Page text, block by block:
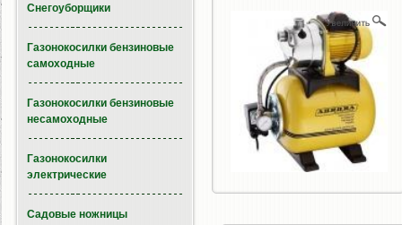
Снегоуборщики
Газонокосилки бензиновые
самоходные
Газонокосилки бензиновые
несамоходные
Газонокосилки
электрические
Садовые ножницы